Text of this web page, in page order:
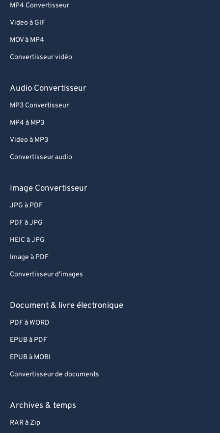
MP4 Convertisseur
Video à GIF
MOV à MP4
Convertisseur vidéo
Audio Convertisseur
MP3 Convertisseur
MP4 à MP3
Video à MP3
Convertisseur audio
Image Convertisseur
JPG à PDF
PDF à JPG
HEIC à JPG
Image à PDF
Convertisseur d'images
Document & livre électronique
PDF à WORD
EPUB à PDF
EPUB à MOBI
Convertisseur de documents
Archives & temps
RAR à Zip